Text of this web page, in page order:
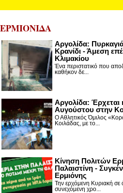
ΕΡΜΙΟΝΙΔΑ
Αργολίδα:
Κρανίδι - Άμεση
Κλιμακίου
Ένα περιστατικό που
καθήκον δε...
Αργολίδα: Έρχεται
Αυγούστου στην
Ο Αθλητικός Όμιλος
Κοιλάδας, με το...
Κίνηση Πολιτών
Παλαιστίνη -
Ερμιόνης
Την ερχόμενη Κυριακή σε
συνεχόμενη χρο...